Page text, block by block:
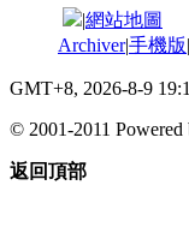
|網站地圖
Archiver|手機版|
GMT+8, 2026-8-9
© 2001-2011 Powered
返回頂部